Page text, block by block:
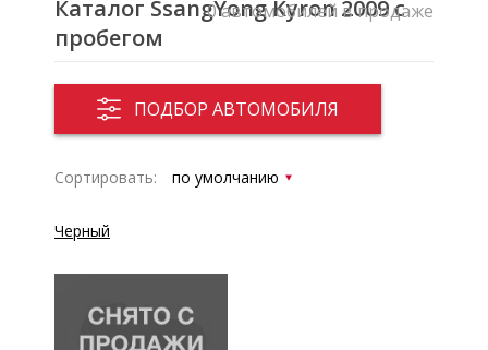
Каталог SsangYong Kyron 2009 с
пробегом
ПОДБОР АВТОМОБИЛЯ
0 автомобилей в продаже
Сортировать:
Черный